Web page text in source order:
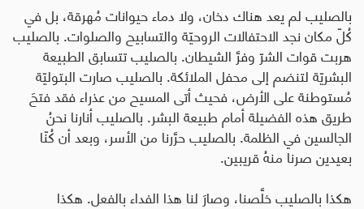
بالصليب لم يعد هناك دخان، ولا دماء حيوانات مُهرقة، بل في
كُلّ مكان نجد الاحتفالات الروحيّة والتسابيح والصلوات. بالصليب
هربت قوات الشرّ وفرَّ الشيطان. بالصليب تتسابق الطبيعة
البشريّة لتنضم إلى محفل الملائكة. بالصليب صارت البتوليّة
مُستوطنة على الأرض، فحيث أتى المسيح من عذراء فقد فتحَ
طريق هذه الفضيلة أمام طبيعة البشر. بالصليب أنارنا نحنُ
الجالسين في الظلمة. بالصليب حرَّرنا من الأسر، وبعد أن كُنّا
بعيدين صرنا منهُ قريبين.
هكذا بالصليب خلَّصنا، وصارَ لنا هذا الفداء بالفعل. هكذا